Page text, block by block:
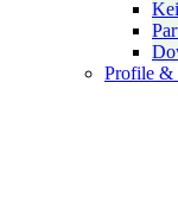
Profile &